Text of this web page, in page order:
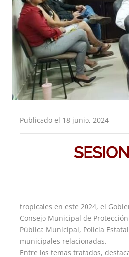
Publicado el 18 junio, 2024
tropicales en este 2024, el
Consejo Municipal de
Pública Municipal, Policía
municipales relacionadas.
Entre los temas tratados,